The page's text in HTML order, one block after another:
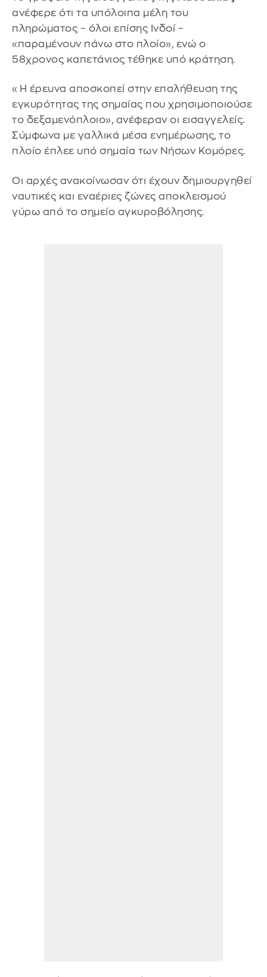
ανέφερε ότι τα υπόλοιπα μέλη του
πληρώματος – όλοι επίσης Ινδοί –
«παραμένουν πάνω στο πλοίο», ενώ ο
58χρονος καπετάνιος τέθηκε υπό κράτηση.
«Η έρευνα αποσκοπεί στην επαλήθευση της
εγκυρότητας της σημαίας που χρησιμοποιούσε
το δεξαμενόπλοιο», ανέφεραν οι εισαγγελείς.
Σύμφωνα με γαλλικά μέσα ενημέρωσης, το
πλοίο έπλεε υπό σημαία των Νήσων Κομόρες.
Οι αρχές ανακοίνωσαν ότι έχουν δημιουργηθεί
ναυτικές και εναέριες ζώνες αποκλεισμού
γύρω από το σημείο αγκυροβόλησης.